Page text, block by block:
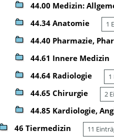
44.00 Medizin:
44.34 Anatomie 1
44.40 Pharmazie,
44.61 Innere Medizin
44.64 Radiologie 1
44.65 Chirurgie 2
44.85 Kardiologie,
46 Tiermedizin 11